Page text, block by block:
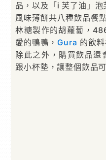
品，以及「i 芙了油」
風味薄餅共八種飲品餐
林糖製作的胡蘿蔔，
愛的鴨鴨， Gura 的飲
除此之外，購買飲品還
跟小杯墊，讓整個飲品